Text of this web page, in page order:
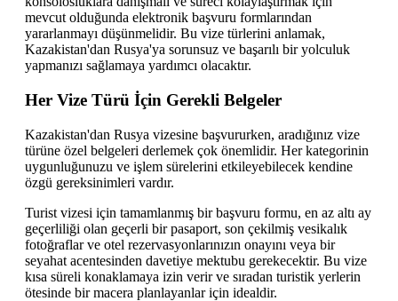
mevcut olduğunda elektronik başvuru formlarından
yararlanmayı düşünmelidir. Bu vize türlerini anlamak,
Kazakistan'dan Rusya'ya sorunsuz ve başarılı bir yolculuk
yapmanızı sağlamaya yardımcı olacaktır.
Her Vize Türü İçin Gerekli Belgeler
Kazakistan'dan Rusya vizesine başvururken, aradığınız vize
türüne özel belgeleri derlemek çok önemlidir. Her kategorinin
uygunluğunuzu ve işlem sürelerini etkileyebilecek kendine
özgü gereksinimleri vardır.
Turist vizesi için tamamlanmış bir başvuru formu, en az altı ay
geçerliliği olan geçerli bir pasaport, son çekilmiş vesikalık
fotoğraflar ve otel rezervasyonlarınızın onayını veya bir
seyahat acentesinden davetiye mektubu gerekecektir. Bu vize
kısa süreli konaklamaya izin verir ve sıradan turistik yerlerin
ötesinde bir macera planlayanlar için idealdir.